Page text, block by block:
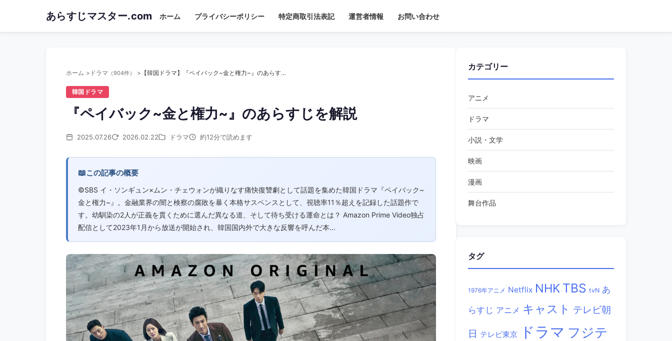
main
あらすじマスター.com ホーム プライバシーポリシー 特定商取引法表記 運営者情報 お問い合わせ
ホーム ドラマ （904件） 【韓国ドラマ】『ペイバック~金と権力~』のあらすじを解説
韓国ドラマ
『ペイバック~金と権力~』のあらすじを解説
2025.07.26 2026.02.22 ドラマ 約12分で読めます
📖この記事の概要
©︎SBS イ・ソンギュン×ムン・チェウォンが織りなす痛快復讐劇として話題を集めた韓国ドラマ『ペイバック~
金と権力~』。金融業界の闇と検察の腐敗を暴く本格サスペンスとして、視聴率11％超えを記録した話題作で
す。幼馴染の2人が正義を貫くために選んだ異なる道、そして待ち受ける運命とは？ Amazon Prime Video独占
配信として2023年1月から放送が開始され、韓国国内外で大きな反響を呼んだ本...
カテゴリー
アニメ
ドラマ
小説・文学
映画
漫画
舞台作品
タグ
1976年アニメ Netflix NHK TBS tvN あ
らすじ アニメ キャスト テレビ朝
日 テレビ東京 ドラマ フジテ